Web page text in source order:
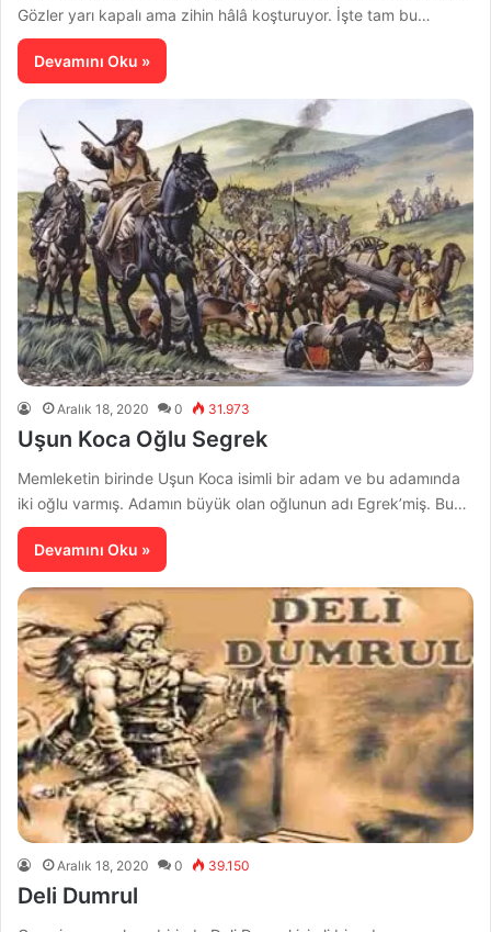
Gözler yarı kapalı ama zihin hâlâ koşturuyor. İşte tam bu…
Devamını Oku »
Aralık 18, 2020 0 31.973
Uşun Koca Oğlu Segrek
Memleketin birinde Uşun Koca isimli bir adam ve bu adamında
iki oğlu varmış. Adamın büyük olan oğlunun adı Egrek’miş. Bu…
Devamını Oku »
Aralık 18, 2020 0 39.150
Deli Dumrul